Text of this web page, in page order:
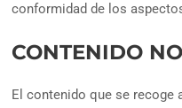
conformidad de los
CONTENIDO
El contenido que se recoge